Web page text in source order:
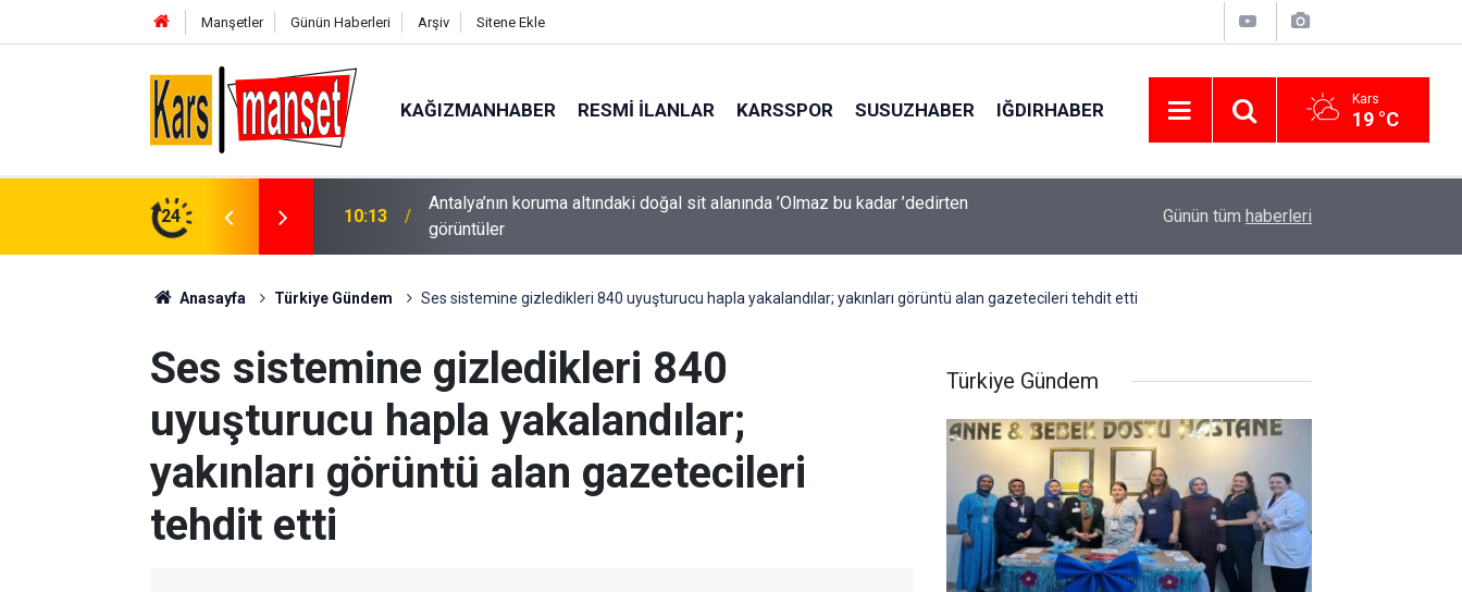
Manşetler Günün Haberleri Arşiv Sitene Ekle
KAĞIZMANHABER RESMI İLANLAR KARSSPOR SUSUZHABER IĞDIRHABER Kars
19 °C
24 10:13
Antalya’nın koruma altındaki doğal sit alanında ’Olmaz bu kadar ’dedirten
görüntüler
dereceyi bulacak
Günün tüm haberleri
Anasayfa Türkiye Gündem Ses sistemine gizledikleri 840 uyuşturucu hapla yakalandılar; yakınları görüntü alan gazetecileri tehdit etti
Ses sistemine gizledikleri 840
uyuşturucu hapla yakalandılar;
yakınları görüntü alan gazetecileri
tehdit etti
Türkiye Gündem